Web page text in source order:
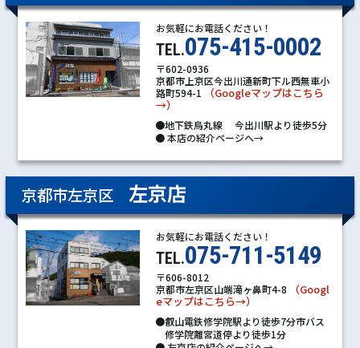
お気軽にお電話ください！
TEL.075-415-0002
〒602-0936
京都市上京区今出川通新町下ル西無車小
路町594-1
（Googleマップはこちら
→）
●地下鉄烏丸線 今出川駅より徒歩5分
●本店の紹介ページへ→
京都市左京区 左京店
お気軽にお電話ください！
TEL.075-711-5149
〒606-8012
京都市左京区山端滝ヶ鼻町4-8
（Googl
eマップはこちら→）
●叡山電鉄修学院駅より徒歩7分市バス
修学院離宮道停より徒歩1分